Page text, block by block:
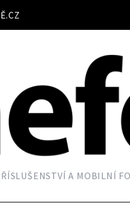
A MOBILNÍ